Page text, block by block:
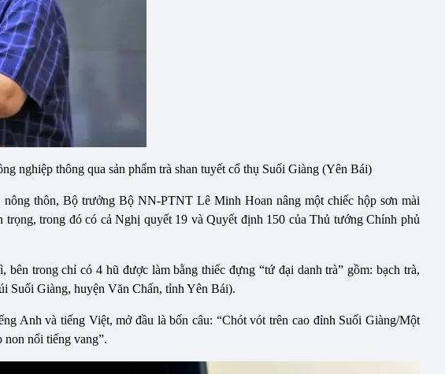
nghiệp thông qua sản phẩm trà shan tuyết cổ thụ Suối Giàng (Yên Bái)
thôn, Bộ trưởng Bộ NN-PTNT Lê Minh Hoan nâng một chiếc hộp sơn mài
trong đó có cả Nghị quyết 19 và Quyết định 150 của Thủ tướng Chính phủ
trong chỉ có 4 hũ được làm bằng thiếc đựng “tứ đại danh trà” gồm: bạch trà,
Suối Giàng, huyện Văn Chấn, tỉnh Yên Bái).
Anh và tiếng Việt, mở đầu là bốn câu: “Chót vót trên cao đỉnh Suối Giàng/Một
nổi tiếng vang”.